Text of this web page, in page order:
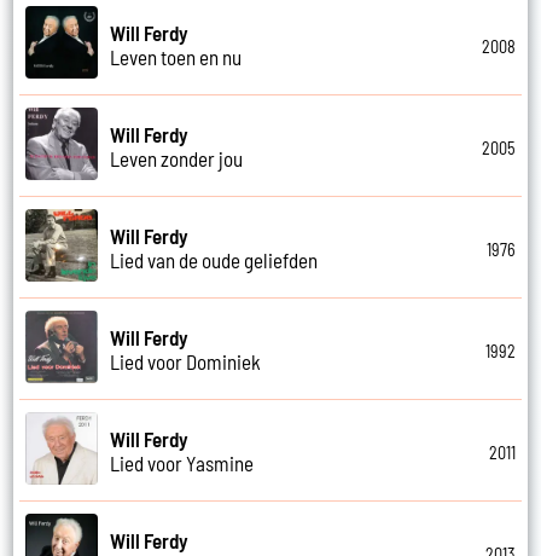
Will Ferdy
Leven toen en nu
2008
Will Ferdy
Leven zonder jou
2005
Will Ferdy
Lied van de oude geliefden
1976
Will Ferdy
Lied voor Dominiek
1992
Will Ferdy
Lied voor Yasmine
2011
Will Ferdy